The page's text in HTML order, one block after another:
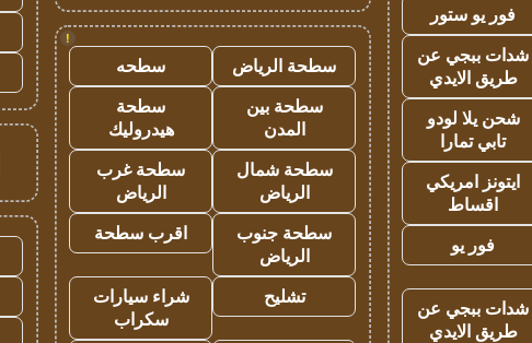
فور يو ستور
شدات ببجي عن
طريق الايدي
شحن يلا لودو
تابي تمارا
ايتونز امريكي
اقساط
فور يو
شدات ببجي عن
طريق الايدي
!
سطحة الرياض
سطحه
سطحة بين
المدن
سطحة
هيدروليك
سطحة شمال
الرياض
سطحة غرب
الرياض
سطحة جنوب
الرياض
اقرب سطحة
تشليح
شراء سيارات
سكراب